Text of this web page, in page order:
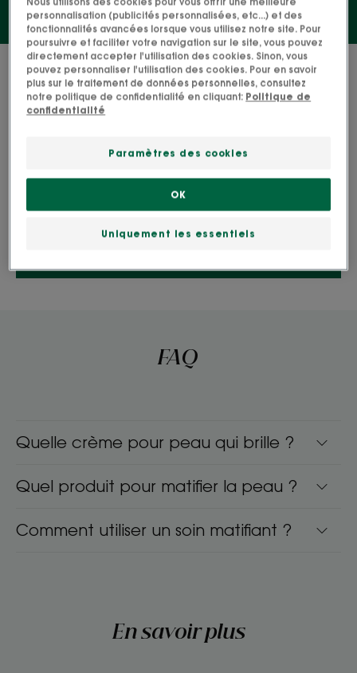
0 résultat pour "Matifier et purifier sa
peau"
Recherche par problématique, gamme ou type
FAQ
Quelle crème pour peau qui brille ?
Quel produit pour matifier la peau ?
Comment utiliser un soin matifiant ?
En savoir plus
personnalisation (publicités personnalisées, etc...) et des
fonctionnalités avancées lorsque vous utilisez notre site. Pour
poursuivre et faciliter votre navigation sur le site, vous pouvez
directement accepter l'utilisation des cookies. Sinon, vous
pouvez personnaliser l'utilisation des cookies. Pour en savoir
plus sur le traitement de données personnelles, consultez
notre politique de confidentialité en cliquant: Politique de
confidentialité
Paramètres des cookies
Uniquement les essentiels
OK